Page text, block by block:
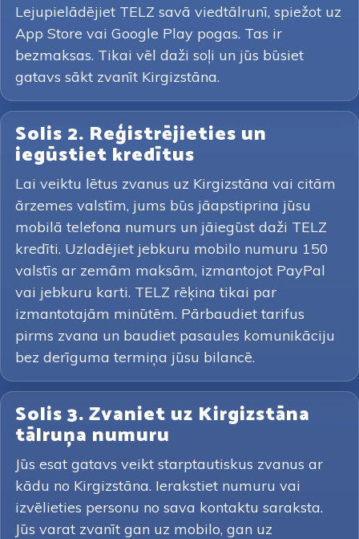
Lejupielādējiet TELZ savā viedtālrunī, spiežot uz
App Store vai Google Play pogas. Tas ir
bezmaksas. Tikai vēl daži soļi un jūs būsiet
gatavs sākt zvanīt Kirgizstāna.
Solis 2. Reģistrējieties un
iegūstiet kredītus
Lai veiktu lētus zvanus uz Kirgizstāna vai citām
ārzemes valstīm, jums būs jāapstiprina jūsu
mobilā telefona numurs un jāiegūst daži TELZ
kredīti. Uzladējiet jebkuru mobilo numuru 150
valstīs ar zemām maksām, izmantojot PayPal
vai jebkuru karti. TELZ rēķina tikai par
izmantotajām minūtēm. Pārbaudiet tarifus
pirms zvana un baudiet pasaules komunikāciju
bez derīguma termiņa jūsu bilancē.
Solis 3. Zvaniet uz Kirgizstāna
tālruņa numuru
Jūs esat gatavs veikt starptautiskus zvanus ar
kādu no Kirgizstāna. Ierakstiet numuru vai
izvēlieties personu no sava kontaktu saraksta.
Jūs varat zvanīt gan uz mobilo, gan uz